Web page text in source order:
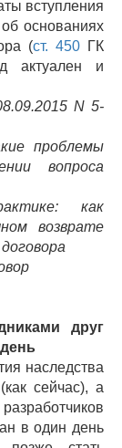
вступления
об основаниях
(ст. 450ГК
актуален и
N 5-
проблемы
вопроса
как
возврате
друг
наследства
сейчас), а
в один день